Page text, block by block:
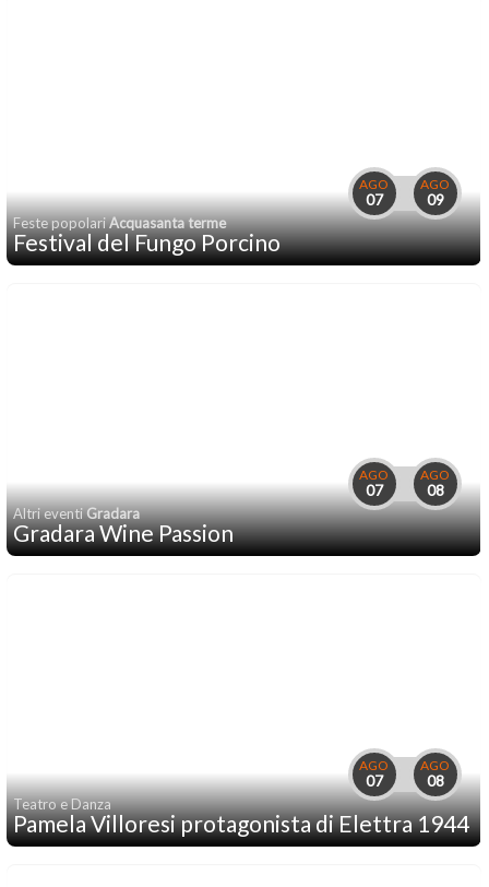
AGO
07
AGO
09
Feste popolariAcquasanta terme
Festival del Fungo Porcino
AGO
07
AGO
08
Altri eventiGradara
Gradara Wine Passion
AGO
07
AGO
08
Teatro e Danza
Pamela Villoresi protagonista di Elettra 1944